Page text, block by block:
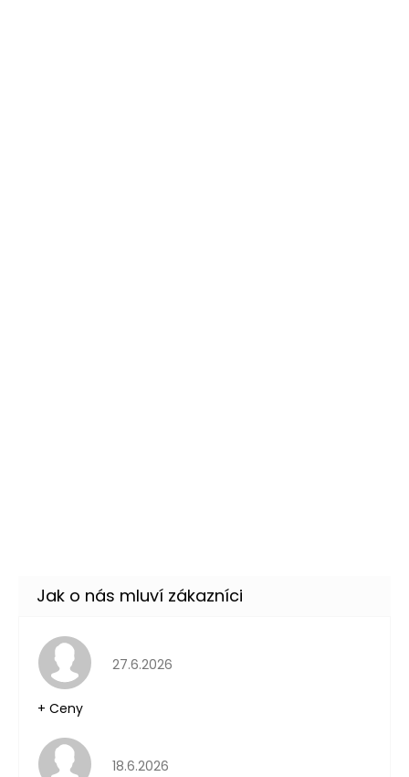
Hodnocení obchodu je 5 z 5 hvězdiček.
27.6.2026
+ Ceny
Hodnocení obchodu je 5 z 5 hvězdiček.
18.6.2026